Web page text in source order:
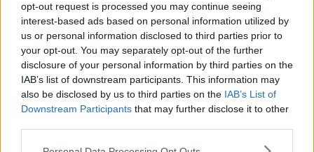
opt-out request is processed you may continue seeing
interest-based ads based on personal information utilized by
us or personal information disclosed to third parties prior to
your opt-out. You may separately opt-out of the further
disclosure of your personal information by third parties on the
IAB’s list of downstream participants. This information may
also be disclosed by us to third parties on the IAB’s List of
Downstream Participants that may further disclose it to other
Please note that this website/app uses one or more Google
Annons:
INFÖR ALLETTAN
Oscar inför speciella mötet: "Fått